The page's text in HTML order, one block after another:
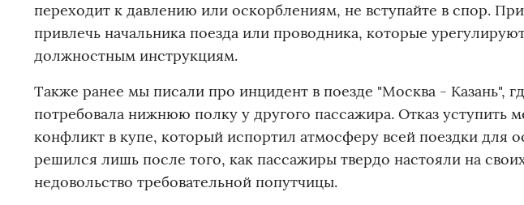
переходит к давлению или оскорблениям, не вступайте в спор.
привлечь начальника поезда или проводника, которые
должностным инструкциям.
Также ранее мы писали про инцидент в поезде "Москва - Казань",
потребовала нижнюю полку у другого пассажира. Отказ уступить
конфликт в купе, который испортил атмосферу всей поездки для
решился лишь после того, как пассажиры твердо настояли на
недовольство требовательной попутчицы.